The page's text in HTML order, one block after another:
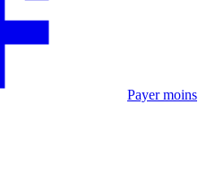
Payer moins